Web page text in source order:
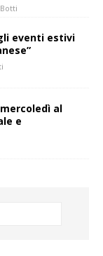
eventi estivi
al
e